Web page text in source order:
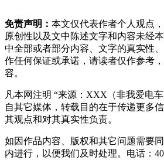
免责声明： 本文仅代表作者个人观点
原创性以及文中陈述文字和内容未经
中全部或者部分内容、文字的真实性
作任何保证或承诺，请读者仅作参考
容。
凡本网注明 “来源：XXX（非我爱电
自其它媒体，转载目的在于传递更多
其观点和对其真实性负责。
如因作品内容、版权和其它问题需要
内进行，以便我们及时处理。电话：